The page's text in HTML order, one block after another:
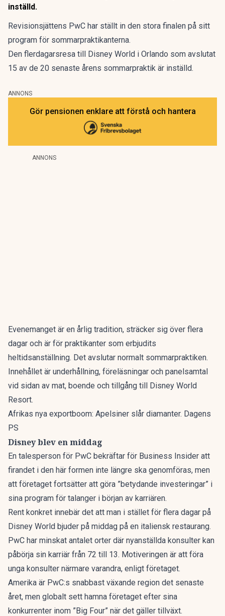
inställd.
Revisionsjättens PwC har ställt in den stora finalen på sitt
program för sommarpraktikanterna.
Den flerdagarsresa till Disney World i Orlando som avslutat
15 av de 20 senaste årens sommarpraktik är inställd.
ANNONS
Gör pensionen enklare att förstå och hantera
ANNONS
Evenemanget är en årlig tradition, sträcker sig över flera
dagar och är för praktikanter som erbjudits
heltidsanställning. Det avslutar normalt sommarpraktiken.
Innehållet är underhållning, föreläsningar och panelsamtal
vid sidan av mat, boende och tillgång till Disney World
Resort.
Afrikas nya exportboom: Apelsiner slår diamanter. Dagens
PS
Disney blev en middag
En talesperson för PwC bekräftar för Business Insider att
firandet i den här formen inte längre ska genomföras, men
att företaget fortsätter att göra ”betydande investeringar” i
sina program för talanger i början av karriären.
Rent konkret innebär det att man i stället för flera dagar på
Disney World bjuder på middag på en italiensk restaurang.
PwC har minskat antalet orter där nyanställda konsulter kan
påbörja sin karriär från 72 till 13. Motiveringen är att föra
unga konsulter närmare varandra, enligt företaget.
Amerika är PwC:s snabbast växande region det senaste
året, men globalt sett hamna företaget efter sina
konkurrenter inom ”Big Four” när det gäller tillväxt.